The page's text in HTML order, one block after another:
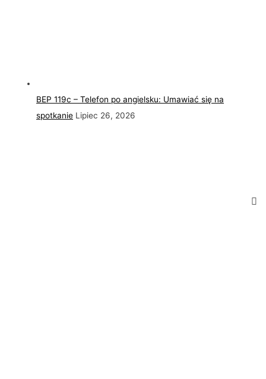
BEP 119c – Telefon po angielsku: Umawiać się na
spotkanie Lipiec 26, 2026